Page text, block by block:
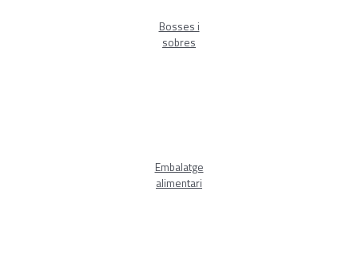
Bosses i
sobres
Embalatge
alimentari